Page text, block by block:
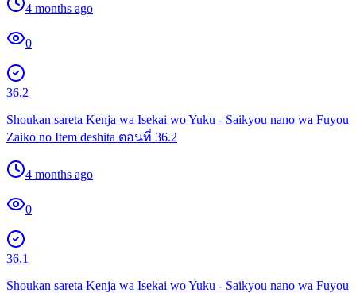
4 months ago
0
36.2
Shoukan sareta Kenja wa Isekai wo Yuku - Saikyou nano wa Fuyou
Zaiko no Item deshita ตอนที่ 36.2
4 months ago
0
36.1
Shoukan sareta Kenja wa Isekai wo Yuku - Saikyou nano wa Fuyou